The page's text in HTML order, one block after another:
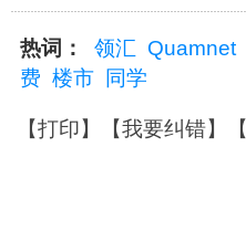
热词： 领汇 Quamnet
费 楼市 同学
【打印】【我要纠错】【